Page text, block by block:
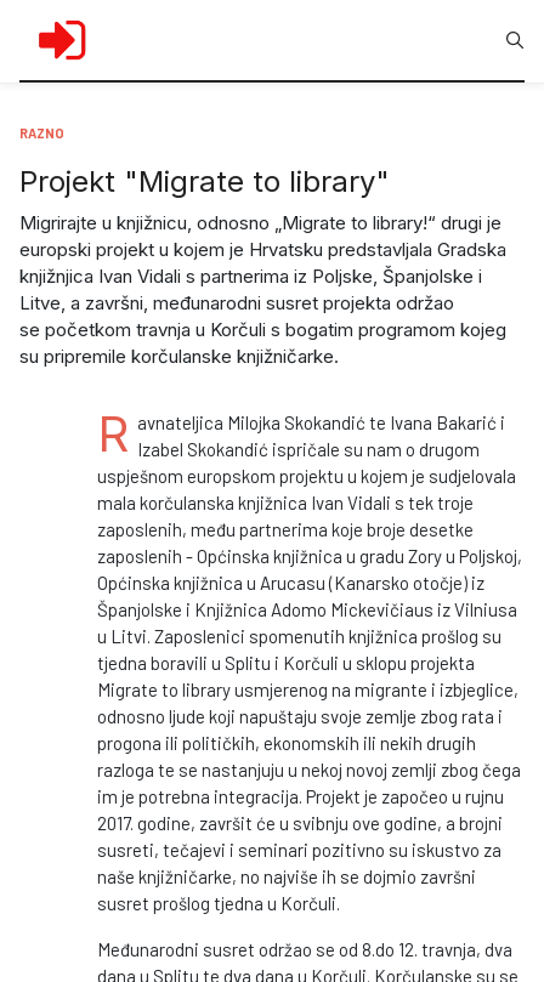
RAZNO
Projekt "Migrate to library"
Migrirajte u knjižnicu, odnosno „Migrate to library!“ drugi je
europski projekt u kojem je Hrvatsku predstavljala Gradska
knjižnjica Ivan Vidali s partnerima iz Poljske, Španjolske i
Litve, a završni, međunarodni susret projekta održao
se početkom travnja u Korčuli s bogatim programom kojeg
su pripremile korčulanske knjižničarke.
R avnateljica Milojka Skokandić te Ivana Bakarić i
Izabel Skokandić ispričale su nam o drugom
uspješnom europskom projektu u kojem je sudjelovala
mala korčulanska knjižnica Ivan Vidali s tek troje
zaposlenih, među partnerima koje broje desetke
zaposlenih - Općinska knjižnica u gradu Zory u Poljskoj,
Općinska knjižnica u Arucasu (Kanarsko otočje) iz
Španjolske i Knjižnica Adomo Mickevičiaus iz Vilniusa
u Litvi. Zaposlenici spomenutih knjižnica prošlog su
tjedna boravili u Splitu i Korčuli u sklopu projekta
Migrate to library usmjerenog na migrante i izbjeglice,
odnosno ljude koji napuštaju svoje zemlje zbog rata i
progona ili političkih, ekonomskih ili nekih drugih
razloga te se nastanjuju u nekoj novoj zemlji zbog čega
im je potrebna integracija. Projekt je započeo u rujnu
2017. godine, završit će u svibnju ove godine, a brojni
susreti, tečajevi i seminari pozitivno su iskustvo za
naše knjižničarke, no najviše ih se dojmio završni
susret prošlog tjedna u Korčuli.
Međunarodni susret održao se od 8.do 12. travnja, dva
dana u Splitu te dva dana u Korčuli. Korčulanske su se